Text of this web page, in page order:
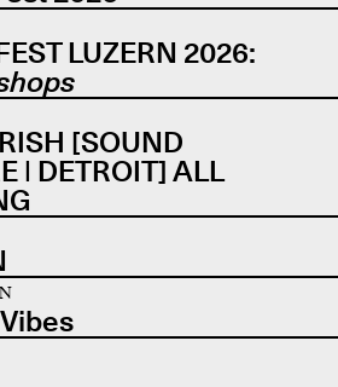
LUZERN 2026:
[SOUND
| DETROIT] ALL